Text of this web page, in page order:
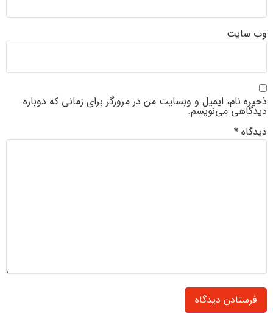
دیدگاه *
وب‌ سایت
ذخیره نام، ایمیل و وبسایت من در مرورگر برای زمانی که دوباره
دیدگاهی می‌نویسم.